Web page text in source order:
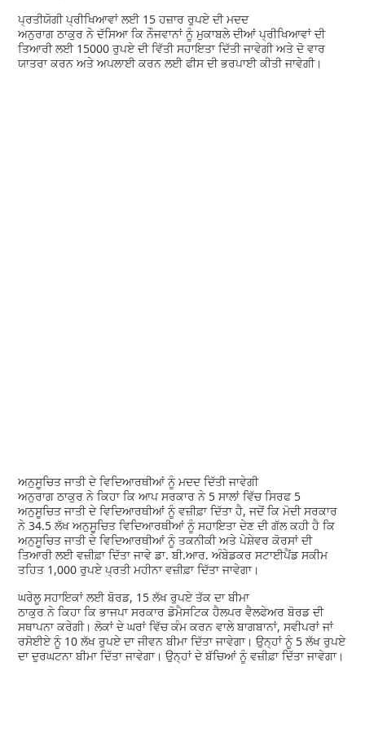
ਪ੍ਰਤੀਯੋਗੀ ਪ੍ਰੀਖਿਆਵਾਂ ਲਈ 15 ਹਜ਼ਾਰ ਰੁਪਏ ਦੀ ਮਦਦ
ਅਨੁਰਾਗ ਠਾਕੁਰ ਨੇ ਦੱਸਿਆ ਕਿ ਨੌਜਵਾਨਾਂ ਨੂੰ ਮੁਕਾਬਲੇ ਦੀਆਂ ਪ੍ਰੀਖਿਆਵਾਂ ਦੀ
ਤਿਆਰੀ ਲਈ 15000 ਰੁਪਏ ਦੀ ਵਿੱਤੀ ਸਹਾਇਤਾ ਦਿੱਤੀ ਜਾਵੇਗੀ ਅਤੇ ਦੋ ਵਾਰ
ਯਾਤਰਾ ਕਰਨ ਅਤੇ ਅਪਲਾਈ ਕਰਨ ਲਈ ਫੀਸ ਦੀ ਭਰਪਾਈ ਕੀਤੀ ਜਾਵੇਗੀ।
ਅਨੁਸੂਚਿਤ ਜਾਤੀ ਦੇ ਵਿਦਿਆਰਥੀਆਂ ਨੂੰ ਮਦਦ ਦਿੱਤੀ ਜਾਵੇਗੀ
ਅਨੁਰਾਗ ਠਾਕੁਰ ਨੇ ਕਿਹਾ ਕਿ ਆਪ ਸਰਕਾਰ ਨੇ 5 ਸਾਲਾਂ ਵਿੱਚ ਸਿਰਫ 5
ਅਨੁਸੂਚਿਤ ਜਾਤੀ ਦੇ ਵਿਦਿਆਰਥੀਆਂ ਨੂੰ ਵਜ਼ੀਫ਼ਾ ਦਿੱਤਾ ਹੈ, ਜਦੋਂ ਕਿ ਮੋਦੀ ਸਰਕਾਰ
ਨੇ 34.5 ਲੱਖ ਅਨੁਸੂਚਿਤ ਵਿਦਿਆਰਥੀਆਂ ਨੂੰ ਸਹਾਇਤਾ ਦੇਣ ਦੀ ਗੱਲ ਕਹੀ ਹੈ ਕਿ
ਅਨੁਸੂਚਿਤ ਜਾਤੀ ਦੇ ਵਿਦਿਆਰਥੀਆਂ ਨੂੰ ਤਕਨੀਕੀ ਅਤੇ ਪੇਸ਼ੇਵਰ ਕੋਰਸਾਂ ਦੀ
ਤਿਆਰੀ ਲਈ ਵਜ਼ੀਫ਼ਾ ਦਿੱਤਾ ਜਾਵੇ ਡਾ. ਬੀ.ਆਰ. ਅੰਬੇਡਕਰ ਸਟਾਈਪੈਂਡ ਸਕੀਮ
ਤਹਿਤ 1,000 ਰੁਪਏ ਪ੍ਰਤੀ ਮਹੀਨਾ ਵਜ਼ੀਫ਼ਾ ਦਿੱਤਾ ਜਾਵੇਗਾ।
ਘਰੇਲੂ ਸਹਾਇਕਾਂ ਲਈ ਬੋਰਡ, 15 ਲੱਖ ਰੁਪਏ ਤੱਕ ਦਾ ਬੀਮਾ
ਠਾਕੁਰ ਨੇ ਕਿਹਾ ਕਿ ਭਾਜਪਾ ਸਰਕਾਰ ਡੋਮੈਸਟਿਕ ਹੈਲਪਰ ਵੈਲਫੇਅਰ ਬੋਰਡ ਦੀ
ਸਥਾਪਨਾ ਕਰੇਗੀ। ਲੋਕਾਂ ਦੇ ਘਰਾਂ ਵਿੱਚ ਕੰਮ ਕਰਨ ਵਾਲੇ ਬਾਗਬਾਨਾਂ, ਸਵੀਪਰਾਂ ਜਾਂ
ਰਸੋਈਏ ਨੂੰ 10 ਲੱਖ ਰੁਪਏ ਦਾ ਜੀਵਨ ਬੀਮਾ ਦਿੱਤਾ ਜਾਵੇਗਾ। ਉਨ੍ਹਾਂ ਨੂੰ 5 ਲੱਖ ਰੁਪਏ
ਦਾ ਦੁਰਘਟਨਾ ਬੀਮਾ ਦਿੱਤਾ ਜਾਵੇਗਾ। ਉਨ੍ਹਾਂ ਦੇ ਬੱਚਿਆਂ ਨੂੰ ਵਜ਼ੀਫ਼ਾ ਦਿੱਤਾ ਜਾਵੇਗਾ।